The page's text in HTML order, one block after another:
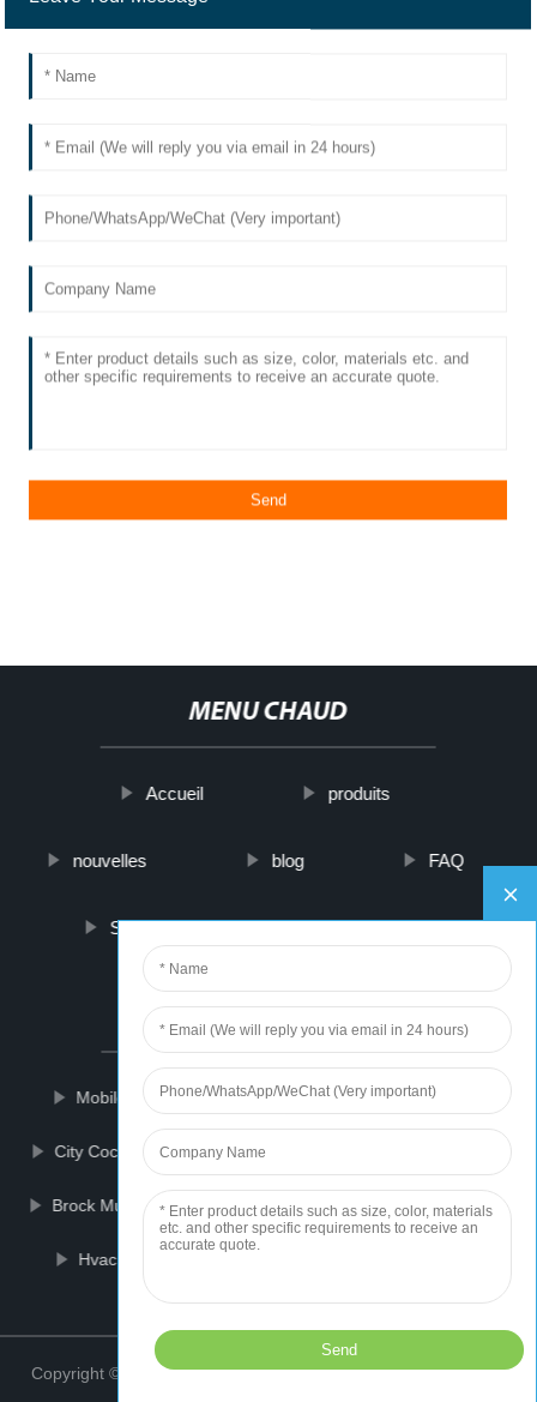
MENU CHAUD
Accueil produits
nouvelles blog FAQ
Sur nous contactez-nous
PARTNER COMPANY
Mobile Dog Pregnancy Scanning I Beam Lifter
City Coco Electric Bike
Brock Multicooker Metal Deck Roll Forming Machine
Hvac Solutions
Copyright © 2021 ZhongShan Weaving Sports Wears Co., Ltd.
Top